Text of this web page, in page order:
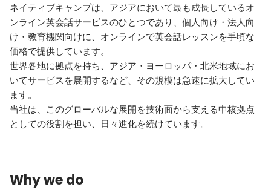
ネイティブキャンプは、アジアにおいて最も成長しているオ
ンライン英会話サービスのひとつであり、個人向け・法人向
け・教育機関向けに、オンラインで英会話レッスンを手頃な
価格で提供しています。
世界各地に拠点を持ち、アジア・ヨーロッパ・北米地域にお
いてサービスを展開するなど、その規模は急速に拡大してい
ます。
当社は、このグローバルな展開を技術面から支える中核拠点
としての役割を担い、日々進化を続けています。
Why we do